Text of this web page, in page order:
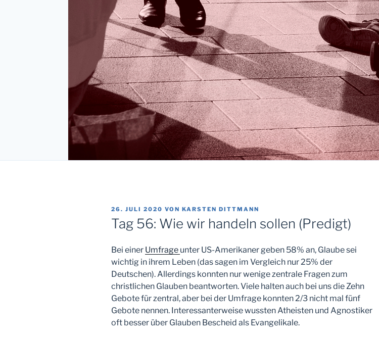
VERÖFFENTLICHT
AM
26. JULI 2020 VON KARSTEN DITTMANN
Tag 56: Wie wir handeln sollen (Predigt)
Bei einer Umfrage unter US-Amerikaner geben 58% an, Glaube sei
wichtig in ihrem Leben (das sagen im Vergleich nur 25% der
Deutschen). Allerdings konnten nur wenige zentrale Fragen zum
christlichen Glauben beantworten. Viele halten auch bei uns die Zehn
Gebote für zentral, aber bei der Umfrage konnten 2/3 nicht mal fünf
Gebote nennen. Interessanterweise wussten Atheisten und Agnostiker
oft besser über Glauben Bescheid als Evangelikale.